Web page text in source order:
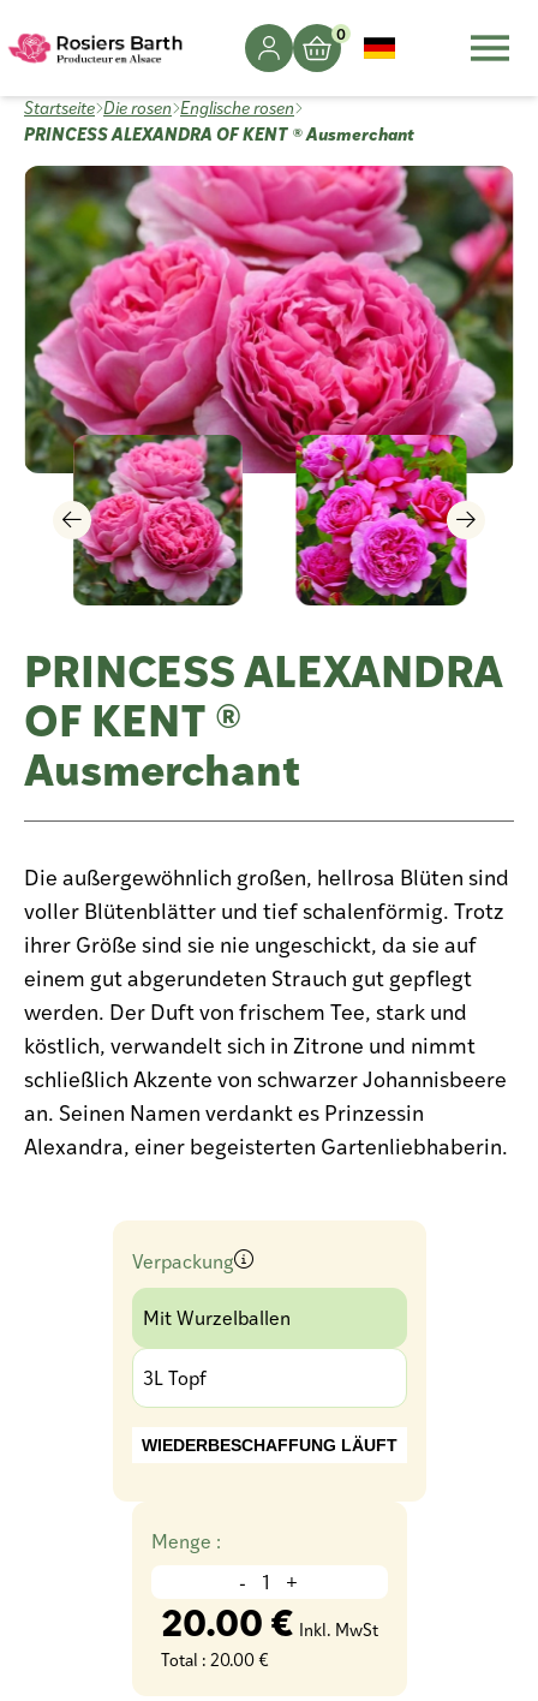
0
Startseite Die rosen Englische rosen
PRINCESS ALEXANDRA OF KENT ® Ausmerchant
PRINCESS ALEXANDRA
OF KENT ®
Ausmerchant
Die außergewöhnlich großen, hellrosa Blüten sind
voller Blütenblätter und tief schalenförmig. Trotz
ihrer Größe sind sie nie ungeschickt, da sie auf
einem gut abgerundeten Strauch gut gepflegt
werden. Der Duft von frischem Tee, stark und
köstlich, verwandelt sich in Zitrone und nimmt
schließlich Akzente von schwarzer Johannisbeere
an. Seinen Namen verdankt es Prinzessin
Alexandra, einer begeisterten Gartenliebhaberin.
Verpackung
Mit Wurzelballen
3L Topf
WIEDERBESCHAFFUNG LÄUFT
Menge :
- +
20.00 € Inkl. MwSt
Total : 20.00 €